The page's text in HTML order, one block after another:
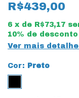
R$439,00
6 x de R$73,17
10% de desconto
Ver mais
Cor: Preto